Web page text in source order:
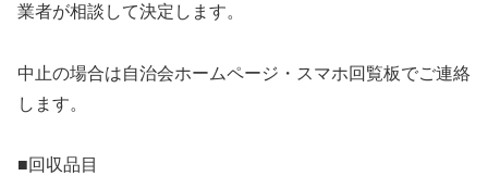
業者が相談して決定します。
中止の場合は自治会ホームページ・スマホ回覧板でご連絡
します。
■回収品目